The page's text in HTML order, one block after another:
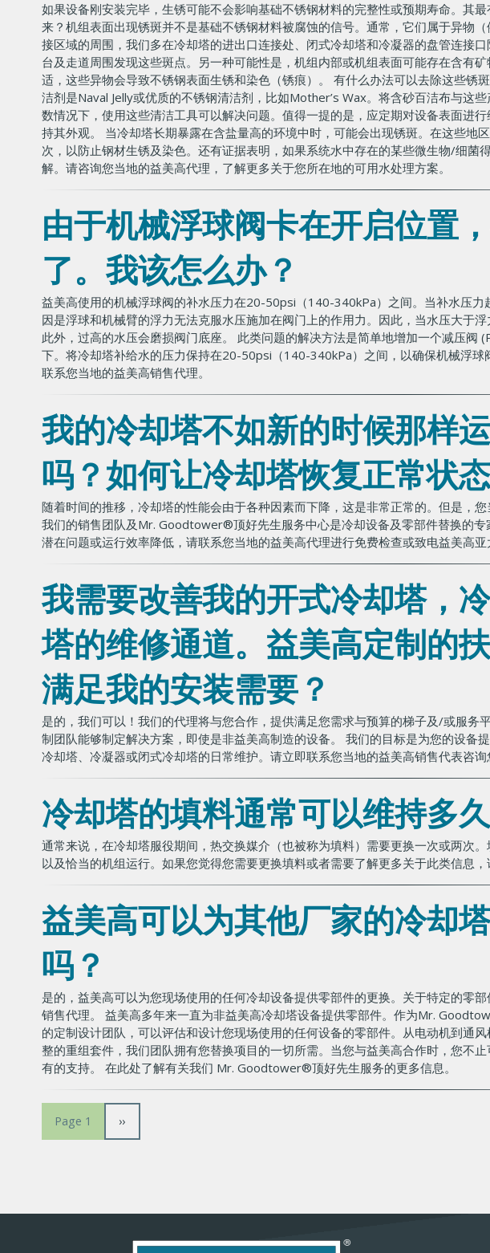
如果设备刚安装完毕，生锈可能不会影响基础不锈钢材料的完整性或预期寿命。其
来？机组表面出现锈斑并不是基础不锈钢材料被腐蚀的信号。通常，它们属于异物
接区域的周围，我们多在冷却塔的进出口连接处、闭式冷却塔和冷凝器的盘管连接
台及走道周围发现这些斑点。另一种可能性是，机组内部或机组表面可能存在含有
适，这些异物会导致不锈钢表面生锈和染色（锈痕）。 有什么办法可以去除这些锈
洁剂是Naval Jelly或优质的不锈钢清洁剂，比如Mother’s Wax。将含砂百洁布与这
数情况下，使用这些清洁工具可以解决问题。值得一提的是，应定期对设备表面进
持其外观。 当冷却塔长期暴露在含盐量高的环境中时，可能会出现锈斑。在这些地
次，以防止钢材生锈及染色。还有证据表明，如果系统水中存在的某些微生物/细菌
解。请咨询您当地的益美高代理，了解更多关于您所在地的可用水处理方案。
由于机械浮球阀卡在开启位置
了。我该怎么办？
益美高使用的机械浮球阀的补水压力在20-50psi（140-340kPa）之间。当补水压
因是浮球和机械臂的浮力无法克服水压施加在阀门上的作用力。因此，当水压大于
此外，过高的水压会磨损阀门底座。 此类问题的解决方法是简单地增加一个减压阀
下。将冷却塔补给水的压力保持在20-50psi（140-340kPa）之间，以确保机械浮
联系您当地的益美高销售代理。
我的冷却塔不如新的时候那样
吗？如何让冷却塔恢复正常状
随着时间的推移，冷却塔的性能会由于各种因素而下降，这是非常正常的。但是，
我们的销售团队及Mr. Goodtower®顶好先生服务中心是冷却设备及零部件替换的
潜在问题或运行效率降低，请联系您当地的益美高代理进行免费检查或致电益美高亚
我需要改善我的开式冷却塔，
塔的维修通道。益美高定制的
满足我的安装需要？
是的，我们可以！我们的代理将与您合作，提供满足您需求与预算的梯子及/或服
制团队能够制定解决方案，即使是非益美高制造的设备。 我们的目标是为您的设备
冷却塔、冷凝器或闭式冷却塔的日常维护。请立即联系您当地的益美高销售代表咨询
冷却塔的填料通常可以维持多
通常来说，在冷却塔服役期间，热交换媒介（也被称为填料）需要更换一次或两次
以及恰当的机组运行。如果您觉得您需要更换填料或者需要了解更多关于此类信息，
益美高可以为其他厂家的冷却
吗？
是的，益美高可以为您现场使用的任何冷却设备提供零部件的更换。关于特定的零
销售代理。 益美高多年来一直为非益美高冷却塔设备提供零部件。作为Mr.
的定制设计团队，可以评估和设计您现场使用的任何设备的零部件。从电动机到通
整的重组套件，我们团队拥有您替换项目的一切所需。当您与益美高合作时，您不
有的支持。 在此处了解有关我们 Mr. Goodtower®顶好先生服务的更多信息。
分
页
Page 1 下
页
››